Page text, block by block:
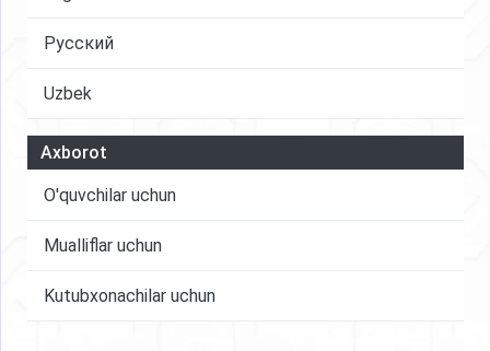
Русский
Uzbek
Axborot
O'quvchilar uchun
Mualliflar uchun
Kutubxonachilar uchun